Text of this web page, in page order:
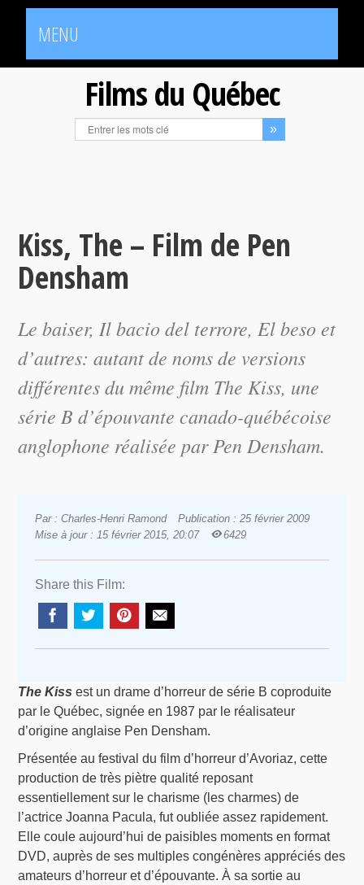
MENU
Films du Québec
Kiss, The – Film de Pen
Densham
Le baiser, Il bacio del terrore, El besoet
d’autres: autant de noms de versions
différentes du même film The Kiss, une
série B d’épouvante canado-québécoise
anglophone réalisée par Pen Densham.
Par : Charles-Henri Ramond
Publication : 25 février 2009
Mise à jour : 15 février 2015, 20:07
6429
Share this Film:
The Kiss est un drame d’horreur de série B coproduite
par le Québec, signée en 1987 par le réalisateur
d’origine anglaise Pen Densham.
Présentée au festival du film d’horreur d’Avoriaz, cette
production de très piètre qualité reposant
essentiellement sur le charisme (les charmes) de
l’actrice Joanna Pacula, fut oubliée assez rapidement.
Elle coule aujourd’hui de paisibles moments en format
DVD, auprès de ses multiples congénères appréciés des
amateurs d’horreur et d’épouvante. À sa sortie au